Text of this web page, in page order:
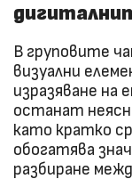
В груповите
визуални
изразяване на
останат
като кратко
обогатява
разбиране